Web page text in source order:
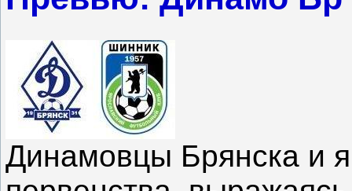
Динамовцы Брянска и